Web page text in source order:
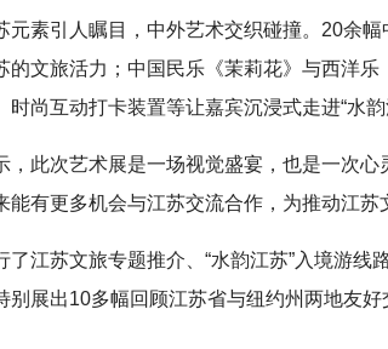
引人瞩目，中外艺术交织碰撞。20余幅
的文旅活力；中国民乐《茉莉花》与西洋
时尚互动打卡装置等让嘉宾沉浸式走进“水
次艺术展是一场视觉盛宴，也是一次心
能有更多机会与江苏交流合作，为推动江苏
苏文旅专题推介、“水韵江苏”入境游线
别展出10多幅回顾江苏省与纽约州两地友好